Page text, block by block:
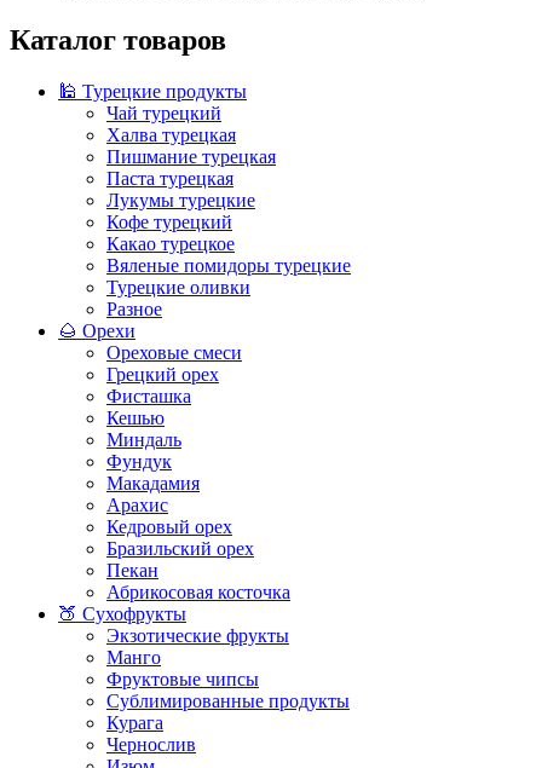
Каталог товаров
🕌 Турецкие продукты
Чай турецкий
Халва турецкая
Пишмание турецкая
Паста турецкая
Лукумы турецкие
Кофе турецкий
Какао турецкое
Вяленые помидоры турецкие
Турецкие оливки
Разное
🌰 Орехи
Ореховые смеси
Грецкий орех
Фисташка
Кешью
Миндаль
Фундук
Макадамия
Арахис
Кедровый орех
Бразильский орех
Пекан
Абрикосовая косточка
🍑 Сухофрукты
Экзотические фрукты
Манго
Фруктовые чипсы
Сублимированные продукты
Курага
Чернослив